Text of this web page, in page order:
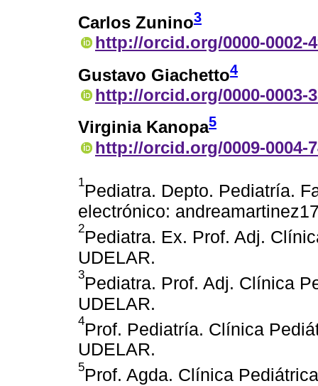
Carlos Zunino3
http://orcid.org/0000-0002-
Gustavo Giachetto4
http://orcid.org/0000-0003-
Virginia Kanopa5
http://orcid.org/0009-0004-
1Pediatra. Depto. Pediatría.
electrónico:
2Pediatra. Ex. Prof. Adj.
UDELAR.
3Pediatra. Prof. Adj. Clínica
UDELAR.
4Prof. Pediatría. Clínica
UDELAR.
5Prof. Agda. Clínica